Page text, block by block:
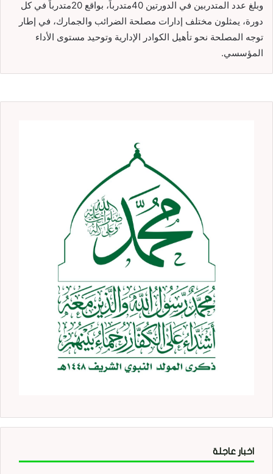
وبلغ عدد المتدربين في الدورتين 40متدرباً، بواقع 20متدرباً في كل
دورة، يمثلون مختلف إدارات مصلحة الضرائب والجمارك، في إطار
توجه المصلحة نحو تأهيل الكوادر الإدارية وتوحيد مستوى الأداء
المؤسسي.
اخبار عاجلة